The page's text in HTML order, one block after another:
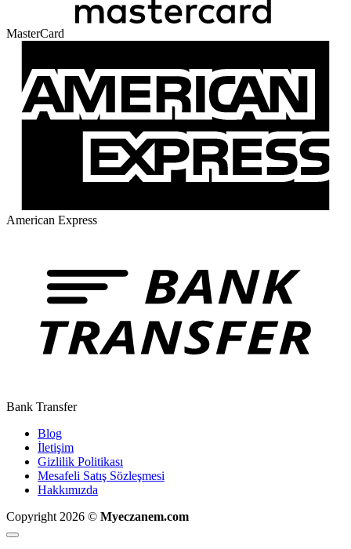
MasterCard
American Express
Bank Transfer
Blog
İletişim
Gizlilik Politikası
Mesafeli Satış Sözleşmesi
Hakkımızda
Copyright 2026 © Myeczanem.com